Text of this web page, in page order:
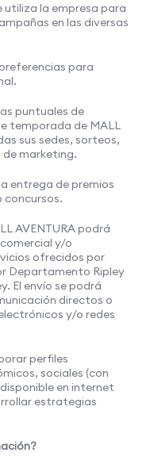
utiliza la empresa para
en las diversas
para
puntuales de
temporada de MALL
sus sedes, sorteos,
marketing.
entrega de premios
concursos.
AVENTURA podrá
y/o
ofrecidos por
Departamento Ripley
El envío se podrá
directos o
y/o redes
perfiles
sociales (con
en internet
estrategias